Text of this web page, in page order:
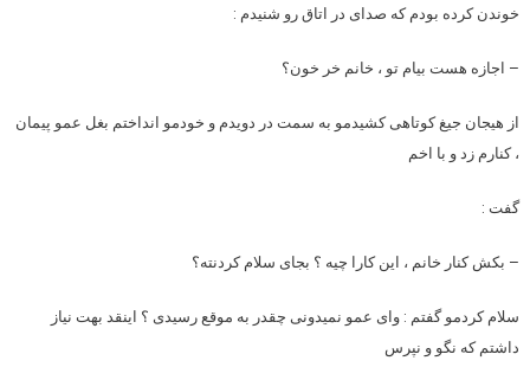
خوندن کرده بودم که صدای در اتاق رو شنیدم :
– اجازه هست بیام تو ، خانم خر خون؟
از هیجان جیغ کوتاهی کشیدمو به سمت در دویدم و خودمو انداختم بغل عمو پیمان
، کنارم زد و با اخم
گفت :
– بکش کنار خانم ، این کارا چیه ؟ بجای سلام کردنته؟
سلام کردمو گفتم : وای عمو نمیدونی چقدر به موقع رسیدی ؟ اینقد بهت نیاز
داشتم که نگو و نپرس